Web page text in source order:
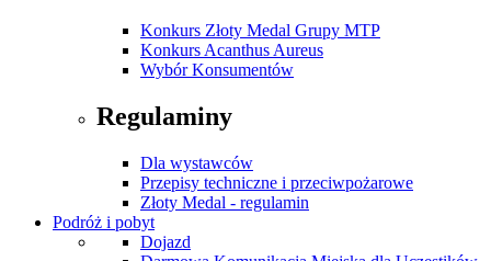
Konkurs Złoty Medal Grupy MTP
Konkurs Acanthus Aureus
Wybór Konsumentów
Regulaminy
Dla wystawców
Przepisy techniczne i przeciwpożarowe
Złoty Medal - regulamin
Podróż i pobyt
Dojazd